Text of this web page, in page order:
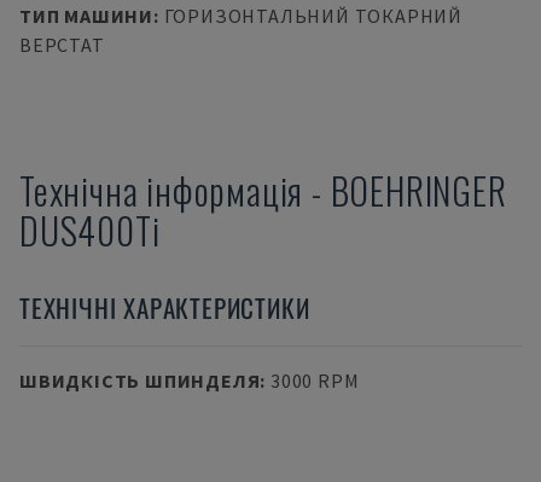
ТИП МАШИНИ: ГОРИЗОНТАЛЬНИЙ ТОКАРНИЙ
ВЕРСТАТ
Технічна інформація - BOEHRINGER
DUS400Ti
ТЕХНІЧНІ ХАРАКТЕРИСТИКИ
ШВИДКІСТЬ ШПИНДЕЛЯ: 3000 RPM